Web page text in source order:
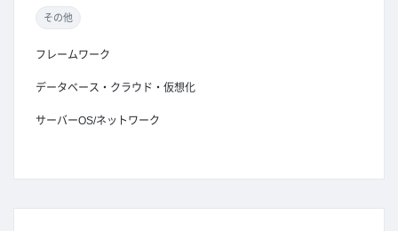
その他
フレームワーク
データベース・クラウド・仮想化
サーバーOS/ネットワーク